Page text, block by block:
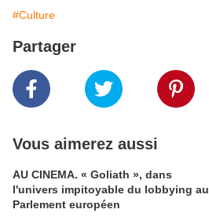
#Culture
Partager
Vous aimerez aussi
AU CINEMA. « Goliath », dans
l'univers impitoyable du lobbying au
Parlement européen